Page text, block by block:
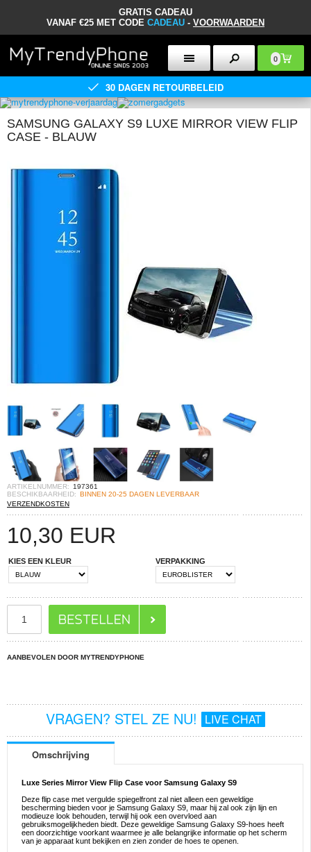
GRATIS CADEAU
VANAF €25 MET CODE CADEAU - VOORWAARDEN
0
30 DAGEN RETOURBELEID
SAMSUNG GALAXY S9 LUXE MIRROR VIEW FLIP
CASE - BLAUW
ARTIKELNUMMER:
197361
BESCHIKBAARHEID: BINNEN 20-25 DAGEN LEVERBAAR
VERZENDKOSTEN
10,30 EUR
KIES EEN KLEUR VERPAKKING
AANBEVOLEN DOOR MYTRENDYPHONE
VRAGEN? STEL ZE NU! LIVE CHAT
Omschrijving
Luxe Series Mirror View Flip Case voor Samsung Galaxy S9
Deze flip case met vergulde spiegelfront zal niet alleen een geweldige
bescherming bieden voor je Samsung Galaxy S9, maar hij zal ook zijn lijn en
modieuze look behouden, terwijl hij ook een overvloed aan
gebruiksmogelijkheden biedt. Deze geweldige Samsung Galaxy S9-hoes heeft
een doorzichtige voorkant waarmee je alle belangrijke informatie op het scherm
van je apparaat kunt bekijken en zien zonder de hoes te openen.